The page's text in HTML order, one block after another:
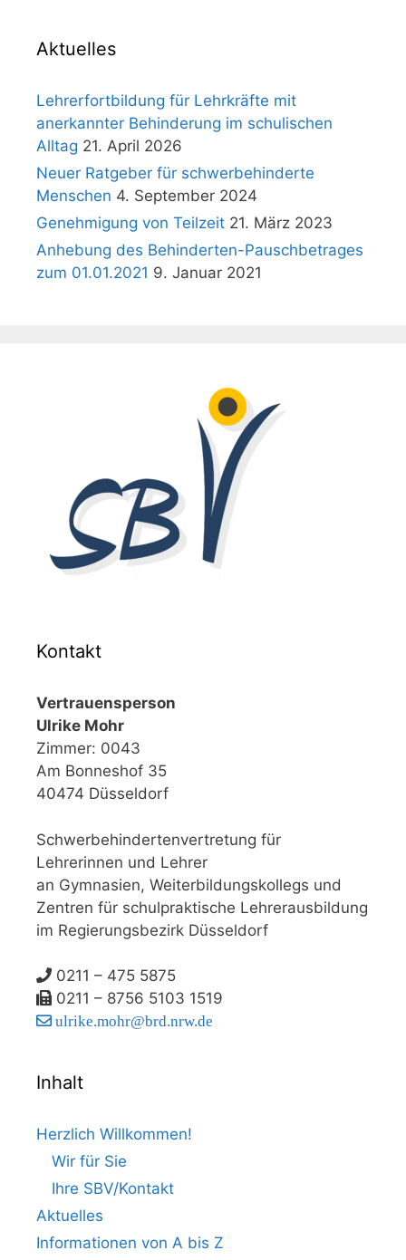
Aktuelles
Lehrerfortbildung für Lehrkräfte mit
anerkannter Behinderung im schulischen
Alltag 21. April 2026
Neuer Ratgeber für schwerbehinderte
Menschen 4. September 2024
Genehmigung von Teilzeit 21. März 2023
Anhebung des Behinderten-Pauschbetrages
zum 01.01.2021 9. Januar 2021
Kontakt
Vertrauensperson
Ulrike Mohr
Zimmer: 0043
Am Bonneshof 35
40474 Düsseldorf
Schwerbehindertenvertretung für
Lehrerinnen und Lehrer
an Gymnasien, Weiterbildungskollegs und
Zentren für schulpraktische Lehrerausbildung
im Regierungsbezirk Düsseldorf
0211 – 475 5875
0211 – 8756 5103 1519
ulrike.mohr@brd.nrw.de
Inhalt
Herzlich Willkommen!
Wir für Sie
Ihre SBV/Kontakt
Aktuelles
Informationen von A bis Z